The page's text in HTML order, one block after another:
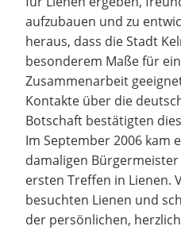
aufzubauen und zu
heraus, dass die Stadt
besonderem Maße für
Zusammenarbeit
Kontakte über die
Botschaft bestätigten
Im September 2006 kam
damaligen
ersten Treffen in Lienen.
besuchten Lienen und
der persönlichen,